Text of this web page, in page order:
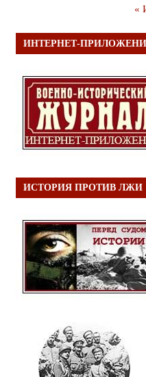
«
ИНТЕРНЕТ-
ИСТОРИЯ ПРОТИВ ЛЖИ